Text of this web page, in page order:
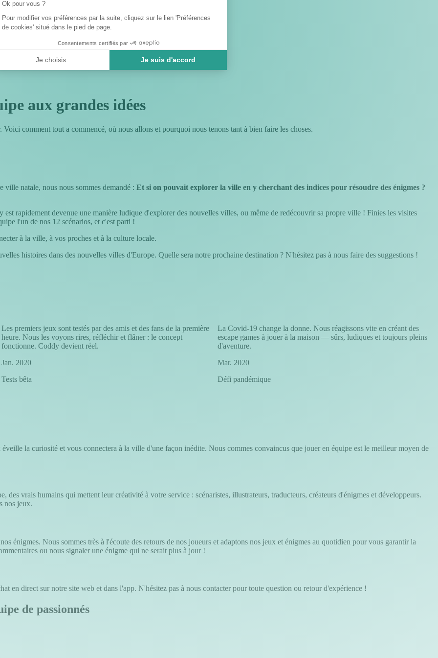
Ok pour vous ?
Pour modifier vos préférences par la suite, cliquez sur le lien 'Préférences
de cookies' situé dans le pied de page.
Consentements certifiés par
Je choisis Je suis d'accord
aux grandes idées
comment tout a commencé, où nous allons et pourquoi nous tenons tant à bien faire les choses.
natale, nous nous sommes demandé : Et si on pouvait explorer la ville en y cherchant des indices pour résoudre des énigmes ?
rapidement devenue une manière ludique d'explorer des nouvelles villes, ou même de redécouvrir sa propre ville ! Finies les visites
l'un de nos 12 scénarios, et c'est parti !
à la ville, à vos proches et à la culture locale.
histoires dans des nouvelles villes d'Europe. Quelle sera notre prochaine destination ? N'hésitez pas à nous faire des suggestions !
Les premiers jeux sont testés par des amis et des fans de la première
heure. Nous les voyons rires, réfléchir et flâner : le concept
fonctionne. Coddy devient réel.
Jan. 2020
Tests bêta
La Covid-19 change la donne. Nous réagissons vite en créant des
escape games à jouer à la maison — sûrs, ludiques et toujours pleins
d'aventure.
Mar. 2020
Défi pandémique
la curiosité et vous connectera à la ville d'une façon inédite. Nous commes convaincus que jouer en équipe est le meilleur moyen de
des vrais humains qui mettent leur créativité à votre service : scénaristes, illustrateurs, traducteurs, créateurs d'énigmes et développeurs.
nos jeux.
énigmes. Nous sommes très à l'écoute des retours de nos joueurs et adaptons nos jeux et énigmes au quotidien pour vous garantir la
ou nous signaler une énigme qui ne serait plus à jour !
en direct sur notre site web et dans l'app. N'hésitez pas à nous contacter pour toute question ou retour d'expérience !
de passionnés